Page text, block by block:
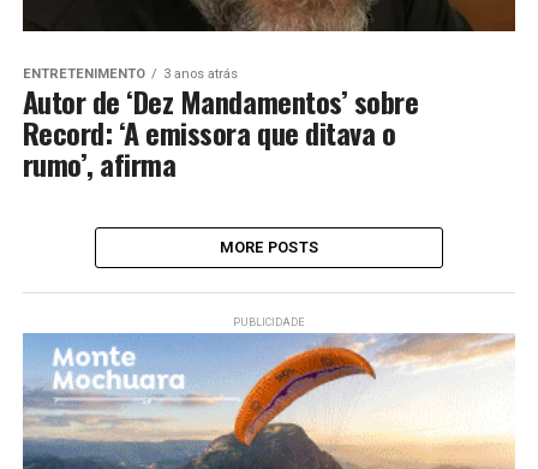
ENTRETENIMENTO 3 anos atrás
Autor de ‘Dez Mandamentos’ sobre
Record: ‘A emissora que ditava o
rumo’, afirma
MORE POSTS